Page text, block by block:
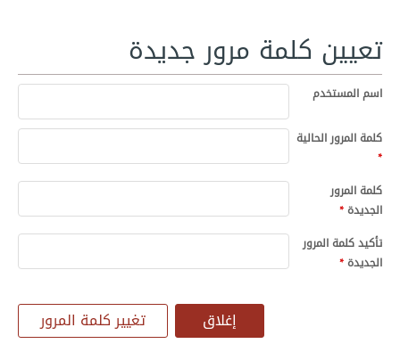
تعيين كلمة مرور جديدة
اسم المستخدم
كلمة المرور الحالية
كلمة المرور
الجديدة
تأكيد كلمة المرور
الجديدة